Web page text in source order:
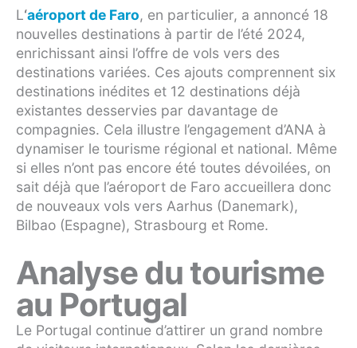
L‘aéroport de Faro, en particulier, a annoncé 18
nouvelles destinations à partir de l’été 2024,
enrichissant ainsi l’offre de vols vers des
destinations variées. Ces ajouts comprennent six
destinations inédites et 12 destinations déjà
existantes desservies par davantage de
compagnies. Cela illustre l’engagement d’ANA à
dynamiser le tourisme régional et national. Même
si elles n’ont pas encore été toutes dévoilées, on
sait déjà que l’aéroport de Faro accueillera donc
de nouveaux vols vers Aarhus (Danemark),
Bilbao (Espagne), Strasbourg et Rome.
Analyse du tourisme
au Portugal
Le Portugal continue d’attirer un grand nombre